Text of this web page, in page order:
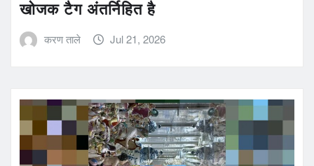
खोजक टैग अंतर्निहित है
करण ताले Jul 21, 2026